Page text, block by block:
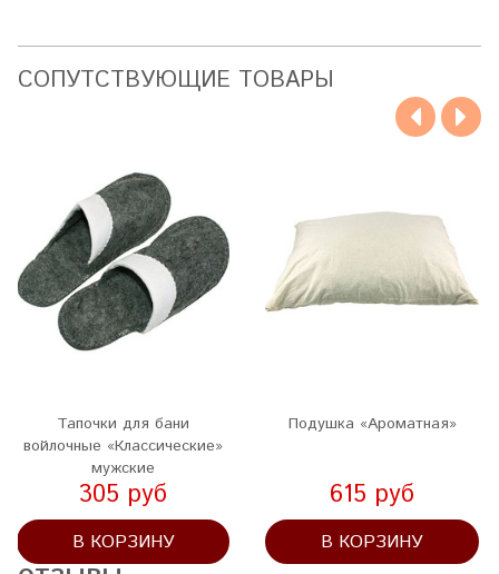
CОПУТСТВУЮЩИЕ ТОВАРЫ
Тапочки для бани
войлочные «Классические»
мужские
305 руб
В КОРЗИНУ
Подушка «Ароматная»
615 руб
В КОРЗИНУ